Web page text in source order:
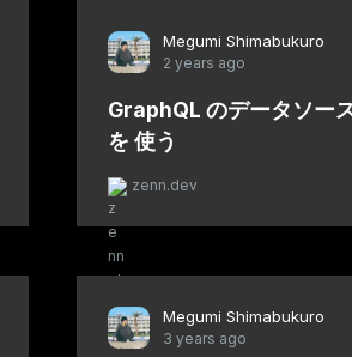
Megumi Shimabukuro
2 years ago
GraphQL のデータソー
を 使う
zenn.dev
Megumi Shimabukuro
3 years ago